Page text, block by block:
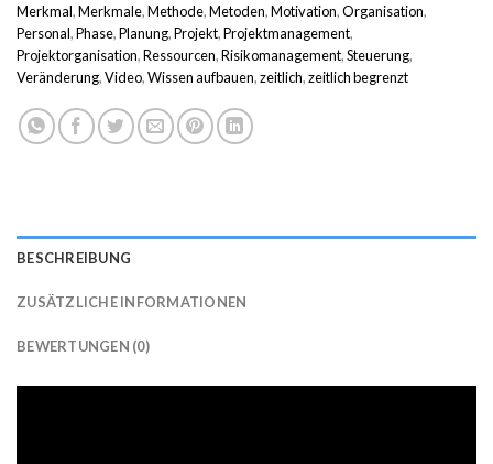
Merkmal,Merkmale,Methode,Metoden,Motivation,Organisation,
Personal,Phase,Planung,Projekt,Projektmanagement,
Projektorganisation,Ressourcen,Risikomanagement,Steuerung,
Veränderung,Video,Wissen aufbauen,zeitlich,zeitlich begrenzt
BESCHREIBUNG
ZUSÄTZLICHE INFORMATIONEN
BEWERTUNGEN (0)